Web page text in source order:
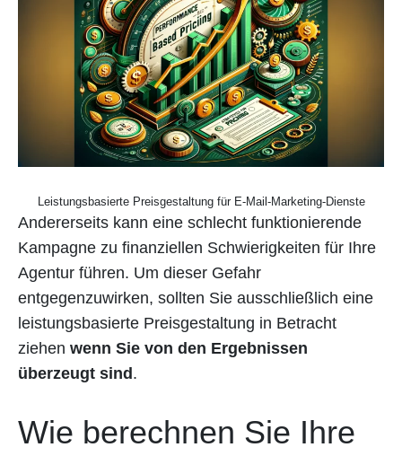
Leistungsbasierte Preisgestaltung für E-Mail-Marketing-Dienste
Andererseits kann eine schlecht funktionierende
Kampagne zu finanziellen Schwierigkeiten für Ihre
Agentur führen. Um dieser Gefahr
entgegenzuwirken, sollten Sie ausschließlich eine
leistungsbasierte Preisgestaltung in Betracht
ziehen wenn Sie von den Ergebnissen
überzeugt sind.
Wie berechnen Sie Ihre